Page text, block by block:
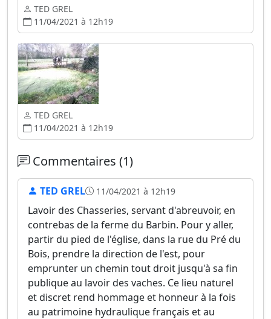
TED GREL
11/04/2021 à 12h19
TED GREL
11/04/2021 à 12h19
Commentaires (1)
TED GREL 11/04/2021 à 12h19
Lavoir des Chasseries, servant d'abreuvoir, en
contrebas de la ferme du Barbin. Pour y aller,
partir du pied de l'église, dans la rue du Pré du
Bois, prendre la direction de l'est, pour
emprunter un chemin tout droit jusqu'à sa fin
publique au lavoir des vaches. Ce lieu naturel
et discret rend hommage et honneur à la fois
au patrimoine hydraulique français et au